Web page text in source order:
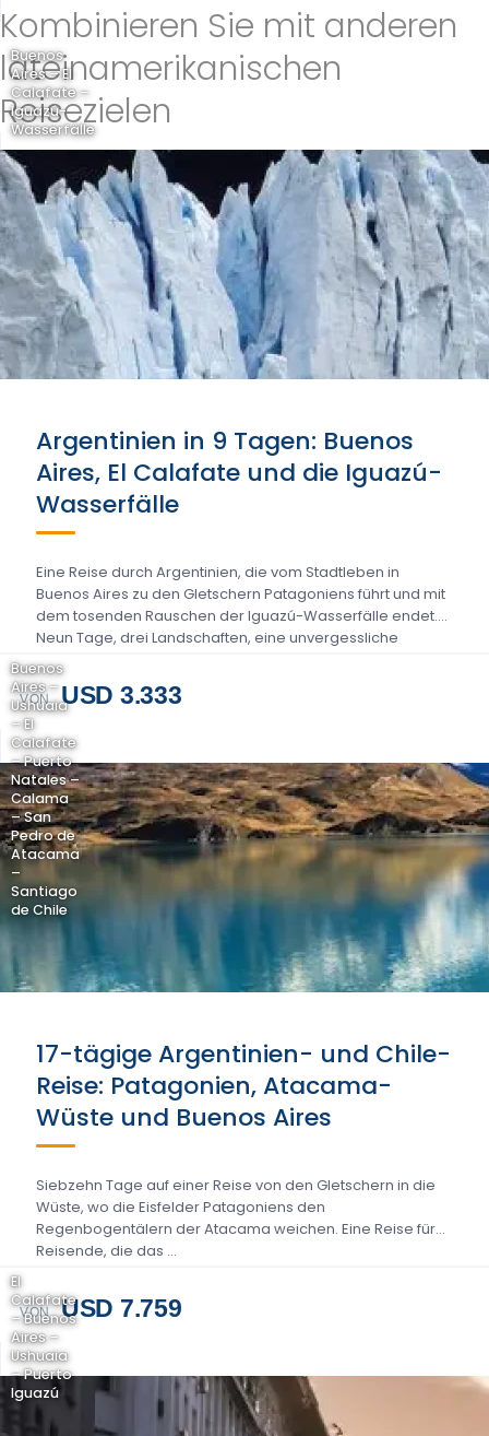
Kombinieren Sie mit anderen
lateinamerikanischen
Reisezielen
Buenos
Aires – El
Calafate –
Iguazú-
Wasserfälle
Argentinien in 9 Tagen: Buenos
Aires, El Calafate und die Iguazú-
Wasserfälle
Eine Reise durch Argentinien, die vom Stadtleben in
Buenos Aires zu den Gletschern Patagoniens führt und mit
dem tosenden Rauschen der Iguazú-Wasserfälle endet.
Neun Tage, drei Landschaften, eine unvergessliche
Route….
VON USD 3.333
Buenos
Aires –
Ushuaia
– El
Calafate
– Puerto
Natales –
Calama
– San
Pedro de
Atacama
–
Santiago
de Chile
17-tägige Argentinien- und Chile-
Reise: Patagonien, Atacama-
Wüste und Buenos Aires
Siebzehn Tage auf einer Reise von den Gletschern in die
Wüste, wo die Eisfelder Patagoniens den
Regenbogentälern der Atacama weichen. Eine Reise für
Reisende, die das …
VON USD 7.759
El
Calafate
– Buenos
Aires –
Ushuaia
– Puerto
Iguazú